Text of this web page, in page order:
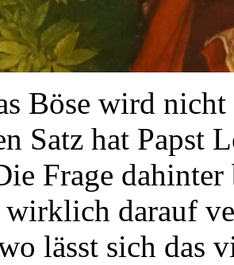
Böse wird nicht
Satz hat Papst
Frage
darauf
lässt sich das